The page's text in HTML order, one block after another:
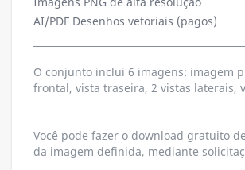
AI/PDF Desenhos vetoriais (pagos)
O conjunto inclui 6 imagens: imagem
frontal, vista traseira, 2 vistas laterais,
Você pode fazer o download gratuito
da imagem definida, mediante